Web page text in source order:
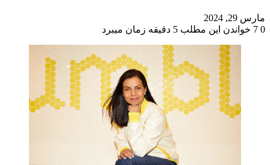
مارس 29, 2024
0
خواندن این مطلب 5 دقیقه زمان میبرد